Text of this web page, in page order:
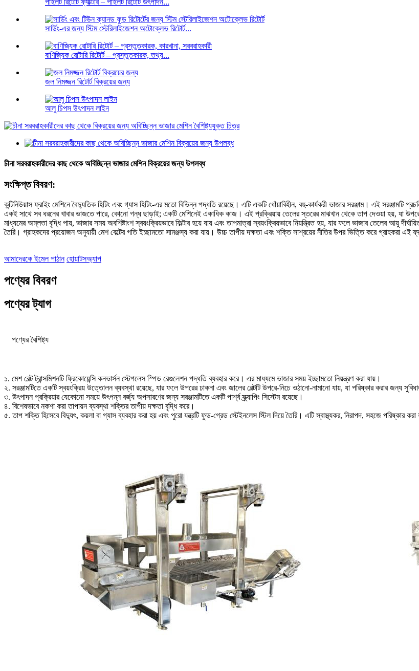
পাইলট রিটোর্ট ফ্যাক্টরি – পাইলট রিটোর্ট উৎপাদন...
সার্ডিং-এর জন্য স্টিম স্টেরিলাইজেশন অটোক্লেভ রিটোর্ট...
বাণিজ্যিক রোটারি রিটোর্ট – প্রস্তুতকারক, তথ্য...
জল নিমজ্জন রিটোর্ট বিক্রয়ের জন্য
আলু চিপস উৎপাদন লাইন
চীনা সরবরাহকারীদের কাছ থেকে অবিচ্ছিন্ন ভাজার মেশিন বিক্রয়ের জন্য উপলব্ধ
সংক্ষিপ্ত বিবরণ:
কন্টিনিউয়াস ফ্রাইং মেশিনে বৈদ্যুতিক হিটিং এবং গ্যাস হিটিং-এর মতো বিভিন্ন পদ্ধতি রয়েছে। এটি একটি ধোঁয়াবিহীন, বহু-কার্যকরী ভাজার সরঞ্জাম। এই সরঞ্জামটি
একই সাথে সব ধরনের খাবার ভাজতে পারে, কোনো গন্ধ ছাড়াই; একটি মেশিনেই একাধিক কাজ। এই প্রক্রিয়ায় তেলের স্তরের মাঝখান থেকে তাপ দেওয়া হয়, যা
মাধ্যমের অম্লতা বৃদ্ধি পায়, ভাজার সময় অবশিষ্টাংশ স্বয়ংক্রিয়ভাবে ফিল্টার হয়ে যায় এবং তাপমাত্রা স্বয়ংক্রিয়ভাবে নিয়ন্ত্রিত হয়, যার ফলে ভাজার তেলের আয়ু
তৈরি। গ্রাহকদের প্রয়োজন অনুযায়ী মেশ বেল্টের গতি ইচ্ছামতো সামঞ্জস্য করা যায়। উচ্চ তাপীয় দক্ষতা এবং শক্তি সাশ্রয়ের নীতির উপর ভিত্তি করে গ্রাহকরা এই
আমাদেরকে ইমেল পাঠান হোয়াটসঅ্যাপ
পণ্যের বিবরণ
পণ্যের ট্যাগ
পণ্যের বৈশিষ্ট্য
১. মেশ বেল্ট ট্রান্সমিশনটি ফ্রিকোয়েন্সি কনভার্সন স্টেপলেস স্পিড রেগুলেশন পদ্ধতি ব্যবহার করে। এর মাধ্যমে ভাজার সময় ইচ্ছামতো নিয়ন্ত্রণ করা যায়।
২. সরঞ্জামটিতে একটি স্বয়ংক্রিয় উত্তোলন ব্যবস্থা রয়েছে, যার ফলে উপরের ঢাকনা এবং জালের বেল্টটি উপরে-নিচে ওঠানো-নামানো যায়, যা পরিষ্কার করার জন্য
৩. উৎপাদন প্রক্রিয়ার যেকোনো সময়ে উৎপন্ন বর্জ্য অপসারণের জন্য সরঞ্জামটিতে একটি পার্শ্ব স্ক্র্যাপিং সিস্টেম রয়েছে।
৪. বিশেষভাবে নকশা করা তাপায়ন ব্যবস্থা শক্তির তাপীয় দক্ষতা বৃদ্ধি করে।
৫. তাপ শক্তি হিসেবে বিদ্যুৎ, কয়লা বা গ্যাস ব্যবহার করা হয় এবং পুরো যন্ত্রটি ফুড-গ্রেড স্টেইনলেস স্টিল দিয়ে তৈরি। এটি স্বাস্থ্যকর, নিরাপদ, সহজে পরিষ্কার করা